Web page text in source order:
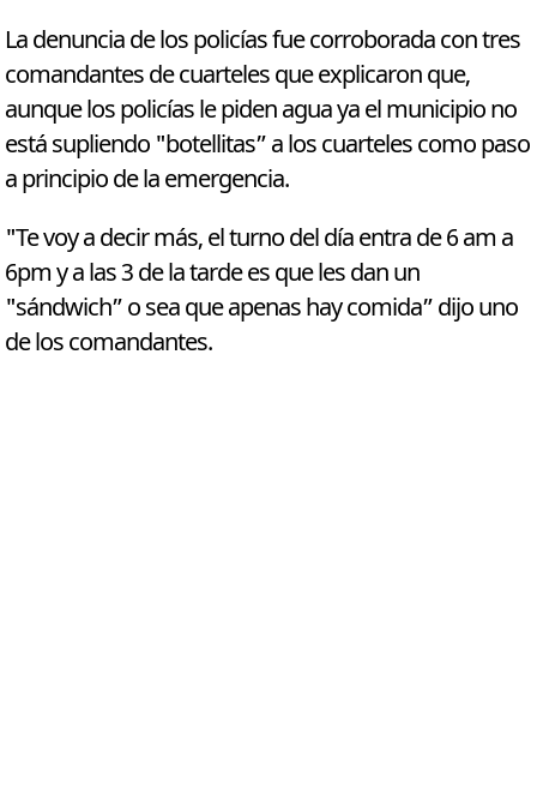
La denuncia de los policías fue corroborada con tres
comandantes de cuarteles que explicaron que,
aunque los policías le piden agua ya el municipio no
está supliendo "botellitas” a los cuarteles como paso
a principio de la emergencia.
"Te voy a decir más, el turno del día entra de 6 am a
6pm y a las 3 de la tarde es que les dan un
"sándwich” o sea que apenas hay comida” dijo uno
de los comandantes.